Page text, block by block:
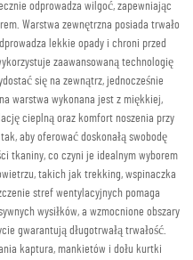
odprowadza wilgoć, zapewniając
Warstwa zewnętrzna posiada trwało
lekkie opady i chroni przed
zaawansowaną technologię
się na zewnątrz, jednocześnie
warstwa wykonana jest z miękkiej,
cieplną oraz komfort noszenia przy
aby oferować doskonałą swobodę
tkaniny, co czyni je idealnym wyborem
takich jak trekking, wspinaczka
stref wentylacyjnych pomaga
wysiłków, a wzmocnione obszary
gwarantują długotrwałą trwałość.
kaptura, mankietów i dołu kurtki